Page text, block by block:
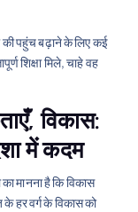
की पहुंच बढ़ाने के लिए कई
शिक्षा मिले, चाहे वह
विकास:
में कदम
मानना है कि विकास
के हर वर्ग के विकास को